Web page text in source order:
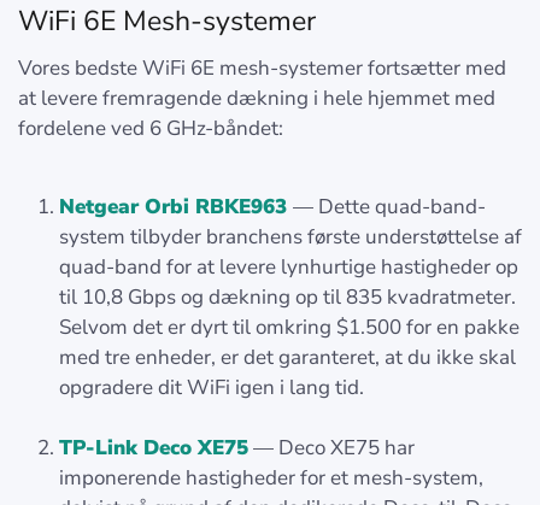
WiFi 6E Mesh-systemer
Vores bedste WiFi 6E mesh-systemer fortsætter med
at levere fremragende dækning i hele hjemmet med
fordelene ved 6 GHz-båndet:
Netgear Orbi RBKE963 — Dette quad-band-
system tilbyder branchens første understøttelse af
quad-band for at levere lynhurtige hastigheder op
til 10,8 Gbps og dækning op til 835 kvadratmeter.
Selvom det er dyrt til omkring $1.500 for en pakke
med tre enheder, er det garanteret, at du ikke skal
opgradere dit WiFi igen i lang tid.
TP-Link Deco XE75— Deco XE75 har
imponerende hastigheder for et mesh-system,